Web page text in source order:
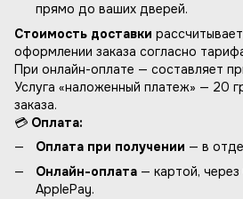
прямо до ваших дверей.
Стоимость доставки
оформлении заказа согласно
При онлайн-оплате — составляет
Услуга «наложенный платеж» — 20
заказа.
💳 Оплата:
Оплата при получении — в
Онлайн-оплата — картой,
ApplePay.